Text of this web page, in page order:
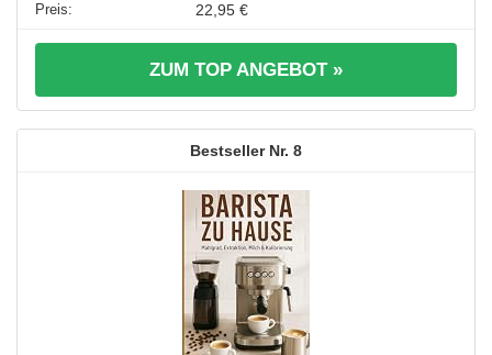
22,95 €
ZUM TOP ANGEBOT »
8